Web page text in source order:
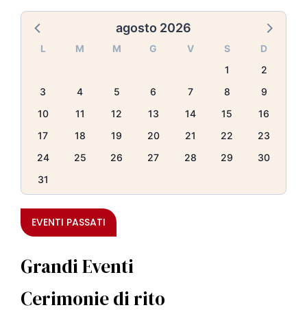
agosto 2026
L M M G V S
D
1
2
3
4 5 6 7 8
9
10
11 12 13 14 15
16
17
18 19 20 21 22
23
24
25 26 27 28 29
30
31
EVENTI PASSATI
Grandi Eventi
Cerimonie di rito